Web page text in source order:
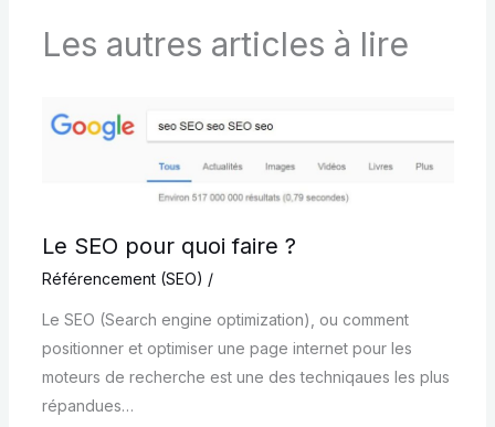
Les autres articles à lire
Le SEO pour quoi faire ?
Référencement (SEO) /
Le SEO (Search engine optimization), ou comment
positionner et optimiser une page internet pour les
moteurs de recherche est une des techniqaues les plus
répandues…